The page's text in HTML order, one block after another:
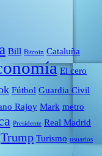
Bill Bitcoin Cataluña
El cero
Fútbol Guardia Civil
Rajoy Mark metro
Presidente Real Madrid
Trump Turismo usuarios